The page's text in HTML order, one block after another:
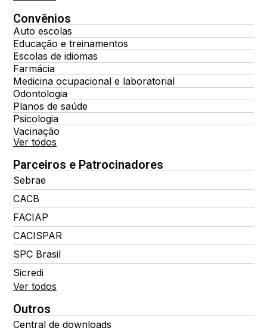
Convênios
Auto escolas
Educação e treinamentos
Escolas de idiomas
Farmácia
Medicina ocupacional e laboratorial
Odontologia
Planos de saúde
Psicologia
Vacinação
Ver todos
Parceiros e Patrocinadores
Sebrae
CACB
FACIAP
CACISPAR
SPC Brasil
Sicredi
Ver todos
Outros
Central de downloads